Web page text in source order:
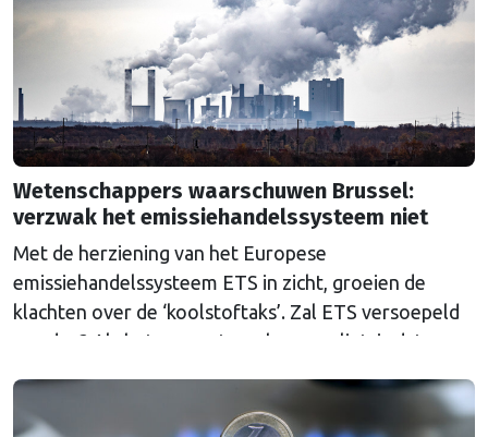
Wetenschappers waarschuwen Brussel:
verzwak het emissiehandelssysteem niet
Met de herziening van het Europese
emissiehandelssysteem ETS in zicht, groeien de
klachten over de ‘koolstoftaks’. Zal ETS versoepeld
worden? Als het aan wetenschappers ligt, is dat een